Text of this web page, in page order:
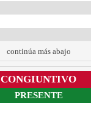
continúa más abajo
CONGIUNTIVO
PRESENTE